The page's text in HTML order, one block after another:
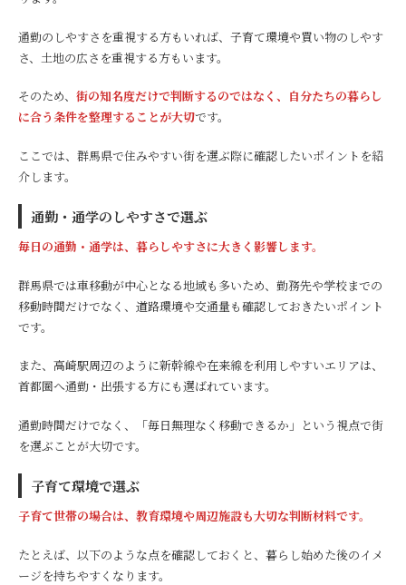
通勤のしやすさを重視する方もいれば、子育て環境や買い物のしやす
さ、土地の広さを重視する方もいます。
そのため、 街の知名度だけで判断するのではなく、自分たちの暮らし
に合う条件を整理することが大切です。
ここでは、群馬県で住みやすい街を選ぶ際に確認したいポイントを紹
介します。
通勤・通学のしやすさで選ぶ
毎日の通勤・通学は、暮らしやすさに大きく影響します。
群馬県では車移動が中心となる地域も多いため、勤務先や学校までの
移動時間だけでなく、道路環境や交通量も確認しておきたいポイント
です。
また、高崎駅周辺のように新幹線や在来線を利用しやすいエリアは、
首都圏へ通勤・出張する方にも選ばれています。
通勤時間だけでなく、「毎日無理なく移動できるか」という視点で街
を選ぶことが大切です。
子育て環境で選ぶ
子育て世帯の場合は、教育環境や周辺施設も大切な判断材料です。
たとえば、以下のような点を確認しておくと、暮らし始めた後のイメ
ージを持ちやすくなります。